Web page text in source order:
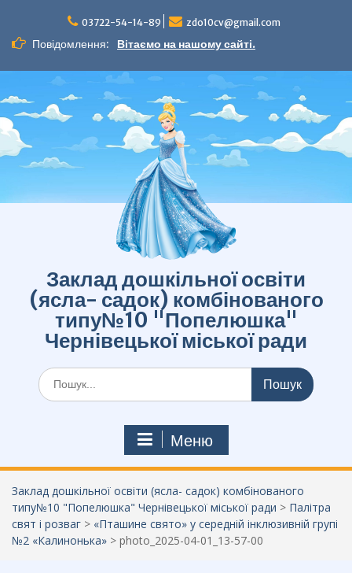
вмісту
03722-54-14-89 zdo10cv@gmail.com
Повідомлення: Вітаємо на нашому сайті.
Заклад дошкільної освіти
(ясла- садок) комбінованого
типу№10 "Попелюшка"
Чернівецької міської ради
Шукати:
Меню
Заклад дошкільної освіти (ясла- садок) комбінованого
типу№10 "Попелюшка" Чернівецької міської ради > Палітра
свят і розваг > «Пташине свято» у середній інклюзивній групі
№2 «Калинонька» > photo_2025-04-01_13-57-00